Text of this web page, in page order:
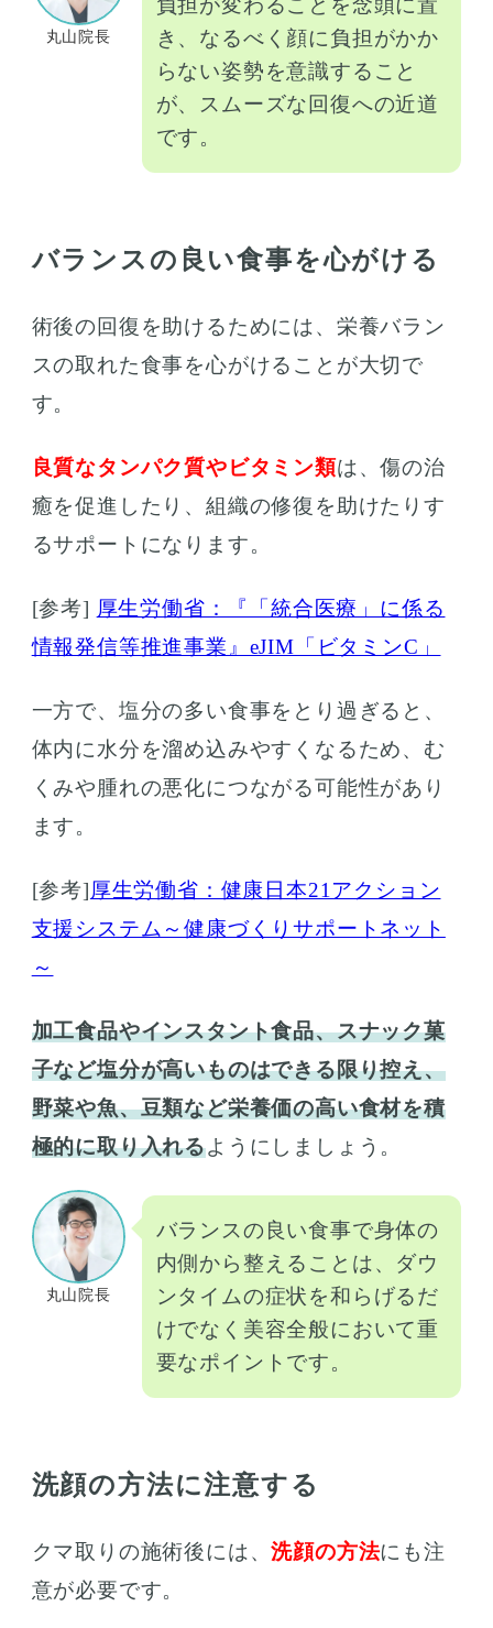
丸山院長
負担が変わることを念頭に置
き、なるべく顔に負担がかか
らない姿勢を意識すること
が、スムーズな回復への近道
です。
バランスの良い食事を心がける
術後の回復を助けるためには、栄養バラン
スの取れた食事を心がけることが大切で
す。
良質なタンパク質やビタミン類は、傷の治
癒を促進したり、組織の修復を助けたりす
るサポートになります。
[参考] 厚生労働省：『「統合医療」に係る
情報発信等推進事業』eJIM「ビタミンC」
一方で、塩分の多い食事をとり過ぎると、
体内に水分を溜め込みやすくなるため、む
くみや腫れの悪化につながる可能性があり
ます。
[参考]厚生労働省：健康日本21アクション
支援システム～健康づくりサポートネット
～
加工食品やインスタント食品、スナック菓
子など塩分が高いものはできる限り控え、
野菜や魚、豆類など栄養価の高い食材を積
極的に取り入れるようにしましょう。
丸山院長
バランスの良い食事で身体の
内側から整えることは、ダウ
ンタイムの症状を和らげるだ
けでなく美容全般において重
要なポイントです。
洗顔の方法に注意する
クマ取りの施術後には、洗顔の方法にも注
意が必要です。